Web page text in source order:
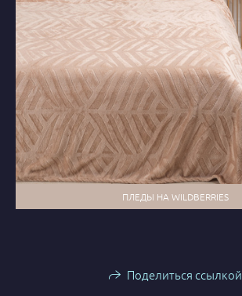
ПЛЕДЫ НА WILDBERRIES
Поделиться ссылкой